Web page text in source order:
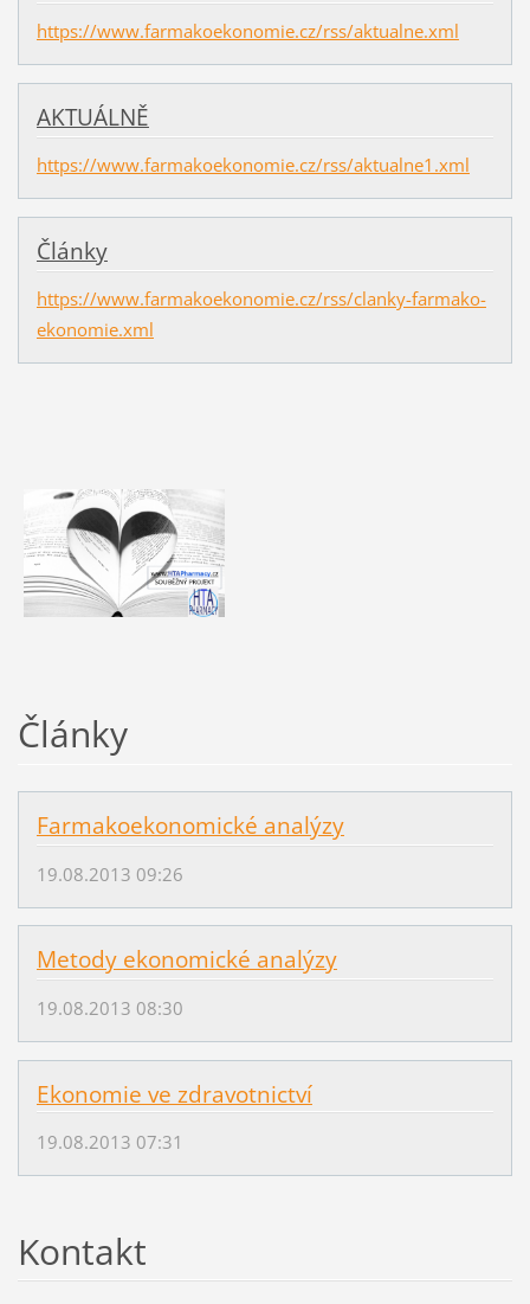
https://www.farmakoekonomie.cz/rss/aktualne.xml
AKTUÁLNĚ
https://www.farmakoekonomie.cz/rss/aktualne1.xml
Články
https://www.farmakoekonomie.cz/rss/clanky-farmako-
ekonomie.xml
Články
Farmakoekonomické analýzy
19.08.2013 09:26
Metody ekonomické analýzy
19.08.2013 08:30
Ekonomie ve zdravotnictví
19.08.2013 07:31
Kontakt